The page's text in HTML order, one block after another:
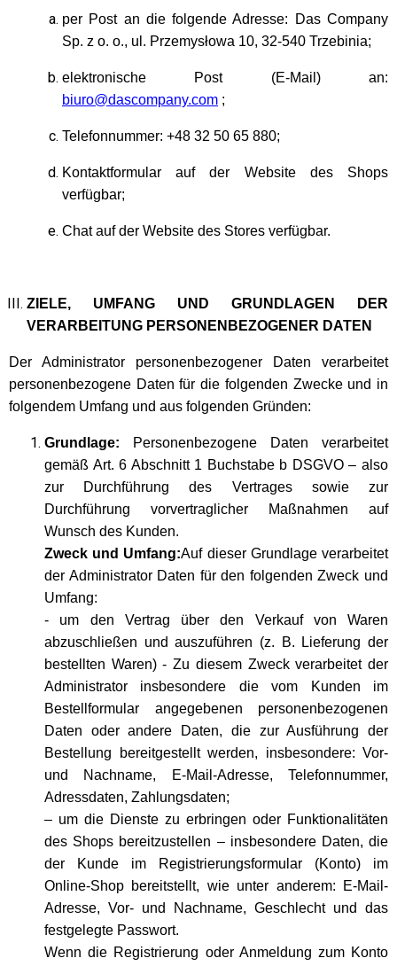
per Post an die folgende Adresse: Das Company
Sp. z o. o., ul. Przemysłowa 10, 32-540 Trzebinia;
elektronische Post (E-Mail) an:
biuro@dascompany.com ;
Telefonnummer: +48 32 50 65 880;
Kontaktformular auf der Website des Shops
verfügbar;
Chat auf der Website des Stores verfügbar.
ZIELE, UMFANG UND GRUNDLAGEN DER
VERARBEITUNG PERSONENBEZOGENER DATEN
Der Administrator personenbezogener Daten verarbeitet
personenbezogene Daten für die folgenden Zwecke und in
folgendem Umfang und aus folgenden Gründen:
Grundlage: Personenbezogene Daten verarbeitet
gemäß Art. 6 Abschnitt 1 Buchstabe b DSGVO – also
zur Durchführung des Vertrages sowie zur
Durchführung vorvertraglicher Maßnahmen auf
Wunsch des Kunden.
Zweck und Umfang:Auf dieser Grundlage verarbeitet
der Administrator Daten für den folgenden Zweck und
Umfang:
- um den Vertrag über den Verkauf von Waren
abzuschließen und auszuführen (z. B. Lieferung der
bestellten Waren) - Zu diesem Zweck verarbeitet der
Administrator insbesondere die vom Kunden im
Bestellformular angegebenen personenbezogenen
Daten oder andere Daten, die zur Ausführung der
Bestellung bereitgestellt werden, insbesondere: Vor-
und Nachname, E-Mail-Adresse, Telefonnummer,
Adressdaten, Zahlungsdaten;
– um die Dienste zu erbringen oder Funktionalitäten
des Shops bereitzustellen – insbesondere Daten, die
der Kunde im Registrierungsformular (Konto) im
Online-Shop bereitstellt, wie unter anderem: E-Mail-
Adresse, Vor- und Nachname, Geschlecht und das
festgelegte Passwort.
Wenn die Registrierung oder Anmeldung zum Konto